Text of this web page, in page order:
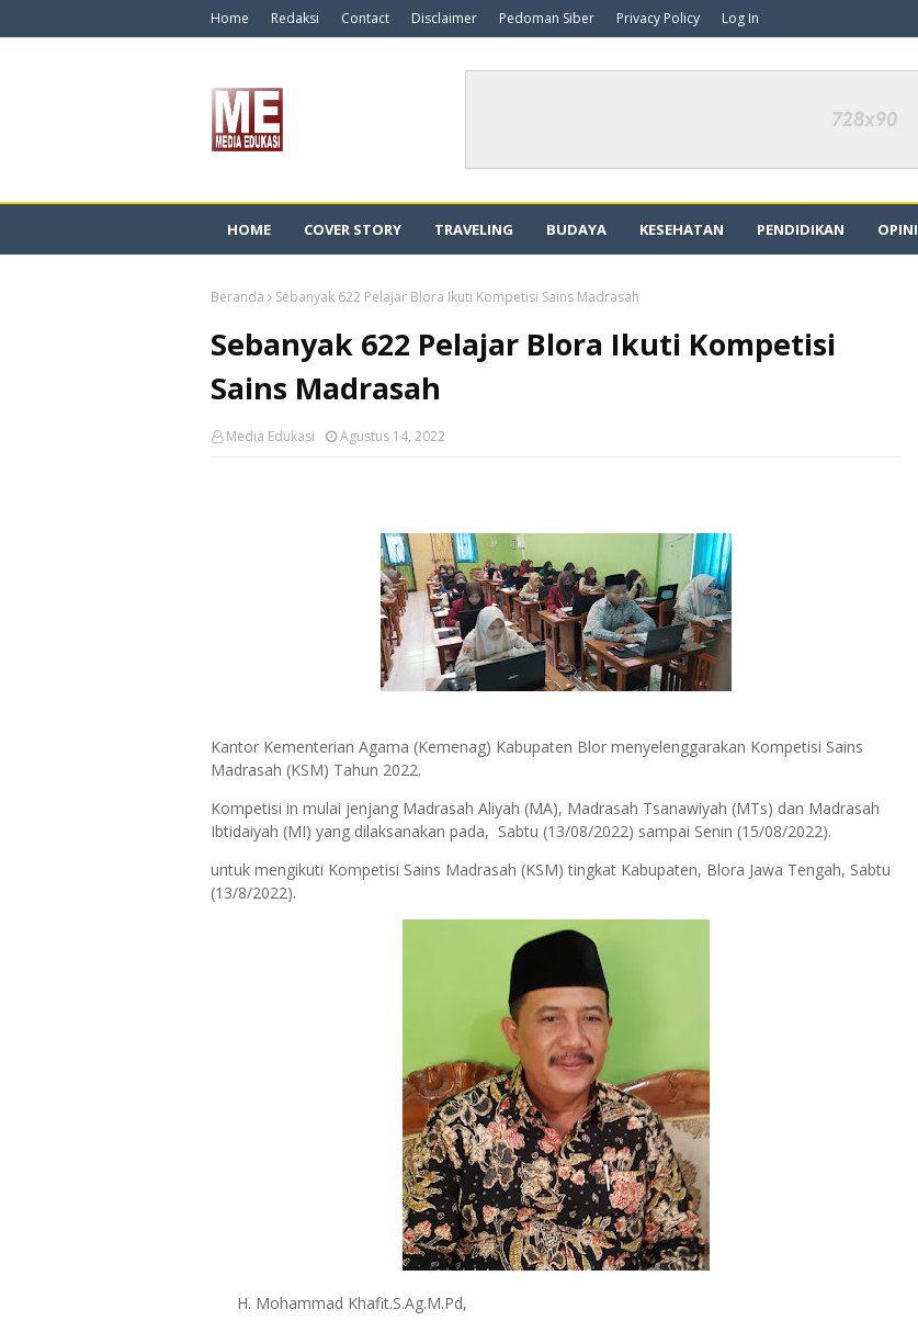
Home Redaksi Contact Disclaimer Pedoman Siber Privacy Policy Log In
HOME COVER STORY TRAVELING BUDAYA KESEHATAN PENDIDIKAN OPINI
Beranda Sebanyak 622 Pelajar Blora Ikuti Kompetisi Sains Madrasah
Sebanyak 622 Pelajar Blora Ikuti Kompetisi
Sains Madrasah
Media Edukasi Agustus 14, 2022
Kantor Kementerian Agama (Kemenag) Kabupaten Blor menyelenggarakan Kompetisi Sains
Madrasah (KSM) Tahun 2022.
Kompetisi in mulai jenjang Madrasah Aliyah (MA), Madrasah Tsanawiyah (MTs) dan Madrasah
Ibtidaiyah (MI) yang dilaksanakan pada, Sabtu (13/08/2022) sampai Senin (15/08/2022).
untuk mengikuti Kompetisi Sains Madrasah (KSM) tingkat Kabupaten, Blora Jawa Tengah, Sabtu
(13/8/2022).
H. Mohammad Khafit.S.Ag.M.Pd,